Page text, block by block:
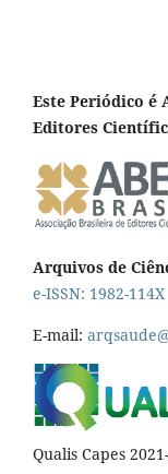
Este Periódico é
Editores
Arquivos de
e-ISSN: 1982-114X
E-mail:
Qualis Capes